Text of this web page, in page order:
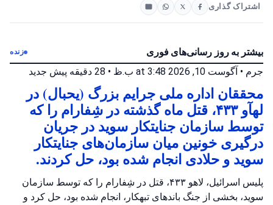
اشتراک گذاری
بیشتر به روز رسانی‌های فوری زنده
جرم • آگوست 10, 2026 at 3:48 ب.ظ • 28 دقیقه پیش جدید
محققان اداره ملی جرایم بزرگ (یحبال) در
لهآو ۴۳۳، قتل ماه گذشته در شِفارام را که
توسط سازمان جنایتکار سوید در جریان
درگیری خونین میان سازمان‌های جنایتکار
سوید و حلادی انجام شده بود، حل کردند.
پلیس اسرائیل، لاهو ۴۳۳، قتل در شِفارام را که توسط سازمان
سوید، بخشی از جنگ باندهای تبهکار، انجام شده بود، حل کرد و